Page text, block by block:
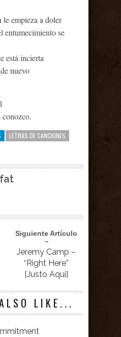
empieza a doler
entumecimiento se
está incierta
nuevo
conozco.
LETRAS DE CANCIONES
Siguiente Artículo
→
Jeremy Camp –
“Right Here”
[Justo Aqui]
LIKE...